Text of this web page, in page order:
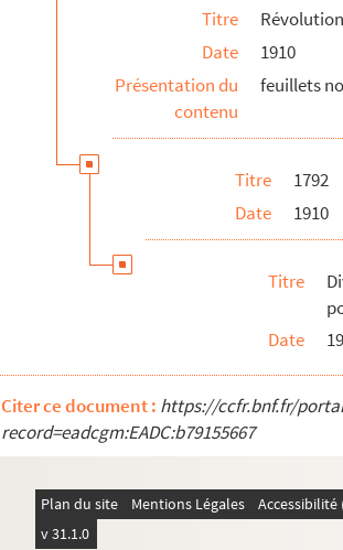
Titre
Date
1910
Présentation du
contenu
feuillets
Titre
1792
Date
1910
Titre
Date
Citer ce document : https://ccfr.bnf.fr/
record=eadcgm:EADC:b79155667
Plan du site Mentions Légales
v 31.1.0